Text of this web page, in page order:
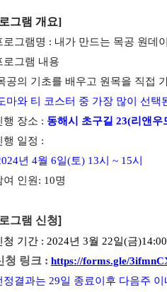
그램 개요]
로그램명 : 내가 만드는 목공 원데
로그램 내용
공의 기초를 배우고 원목을 직접
마와 티 코스터 중 가장 많이 선택
행 장소 : 동해시 초구길 23(리앤우
행 일정 :
년 4월 6일(토) 13시 ~ 15시
여 인원: 10명
그램 신청]
청 기간 : 2024년 3월 22일(금
청 링크 : https://forms.gle/
정결과는 29일 종료이후 다음주